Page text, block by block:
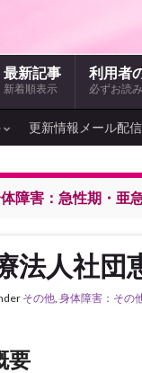
最新記事
新着順表示
利用者
必ずお読
更新情報メール配
障害：急性期・亜
法人社
その他, 身体障害：その
要